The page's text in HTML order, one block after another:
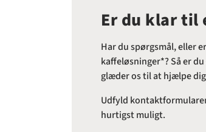
Er du klar til
Har du spørgsmål, eller
kaffeløsninger*? Så er
glæder os til at hjælpe
Udfyld
hurtigst muligt.